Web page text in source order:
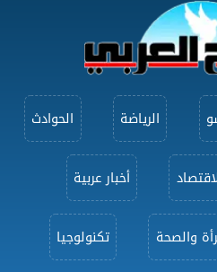
الرياضة الحوادث
أخبار عربية
والصحة تكنولوجيا